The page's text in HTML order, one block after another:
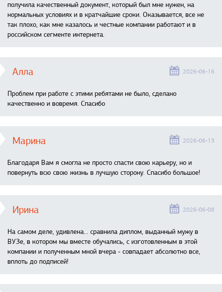
получила качественный документ, который был мне нужен, на
нормальных условиях и в кратчайшие сроки. Оказывается, все не
так плохо, как мне казалось и честные компании работают и в
российском сегменте интернета.
Алла 2026-06-16
Проблем при работе с этими ребятами не было, сделано
качественно и вовремя. Спасибо
Марина 2026-06-13
Благодаря Вам я смогла не просто спасти свою карьеру, но и
повернуть всю свою жизнь в лучшую сторону. Спасибо большое!
Ирина 2026-06-08
На самом деле, удивлена… сравнила диплом, выданный мужу в
ВУЗе, в котором мы вместе обучались, с изготовленным в этой
компании и полученным мной вчера - совпадает абсолютно все,
вплоть до подписей!